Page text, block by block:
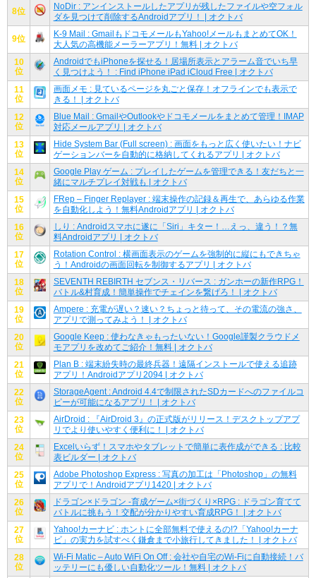
8位
NoDir : アンインストールしたアプリが残したファイルや空フォル
ダを見つけて削除するAndroidアプリ！ | オクトバ
9位
K-9 Mail : GmailもドコモメールもYahoo!メールもまとめてOK！
大人気の高機能メーラーアプリ！無料 | オクトバ
10
位
AndroidでもiPhoneを探せる！居場所表示とアラーム音でいち早
く見つけよう！ : Find iPhone iPad iCloud Free | オクトバ
11
位
画面メモ : 見ているページを丸ごと保存！オフラインでも表示で
きる！ | オクトバ
12
位
Blue Mail : GmailやOutlookやドコモメールをまとめて管理！IMAP
対応メールアプリ | オクトバ
13
位
Hide System Bar (Full screen) : 画面をもっと広く使いたい！ナビ
ゲーションバーを自動的に格納してくれるアプリ | オクトバ
14
位
Google Play ゲーム : プレイしたゲームを管理できる！友だちと一
緒にマルチプレイ対戦も | オクトバ
15
位
FRep – Finger Replayer : 端末操作の記録＆再生で、あらゆる作業
を自動化しよう！無料Androidアプリ | オクトバ
16
位
しり : Androidスマホに遂に「Siri」キター！…えっ、違う！？無
料Androidアプリ | オクトバ
17
位
Rotation Control : 横画面表示のゲームを強制的に縦にもできちゃ
う！Androidの画面回転を制御するアプリ | オクトバ
18
位
SEVENTH REBIRTH セブンス・リバース : ガンホーの新作RPG！
バトル&村育成！簡単操作でチェインを繋げろ！ | オクトバ
19
位
Ampere : 充電が遅い？速い？ちょっと待って、その電流の強さ、
アプリで測ってみよう！ | オクトバ
20
位
Google Keep : 使わなきゃもったいない！Google謹製クラウドメ
モアプリを改めてご紹介！無料 | オクトバ
21
位
Plan B : 端末紛失時の最終兵器！遠隔インストールで使える追跡
アプリ！Androidアプリ2094 | オクトバ
22
位
StorageAgent : Android 4.4で制限されたSDカードへのファイルコ
ピーが可能になるアプリ！ | オクトバ
23
位
AirDroid : 『AirDroid 3』の正式版がリリース！デスクトップアプ
リでより使いやすく便利に！ | オクトバ
24
位
Excelいらず！スマホやタブレットで簡単に表作成ができる : 比較
表ビルダー | オクトバ
25
位
Adobe Photoshop Express : 写真の加工は「Photoshop」の無料
アプリで！Androidアプリ1420 | オクトバ
26
位
ドラゴン×ドラゴン -育成ゲーム×街づくり×RPG : ドラゴン育てて
バトルに挑もう！交配が分かりやすい育成RPG！ | オクトバ
27
位
Yahoo!カーナビ : ホントに全部無料で使えるの!?「Yahoo!カーナ
ビ」の実力を試すべく鎌倉まで小旅行してきました！ | オクトバ
28
位
Wi-Fi Matic – Auto WiFi On Off : 会社や自宅のWi-Fiに自動接続！バ
ッテリーにも優しい自動化ツール！無料 | オクトバ